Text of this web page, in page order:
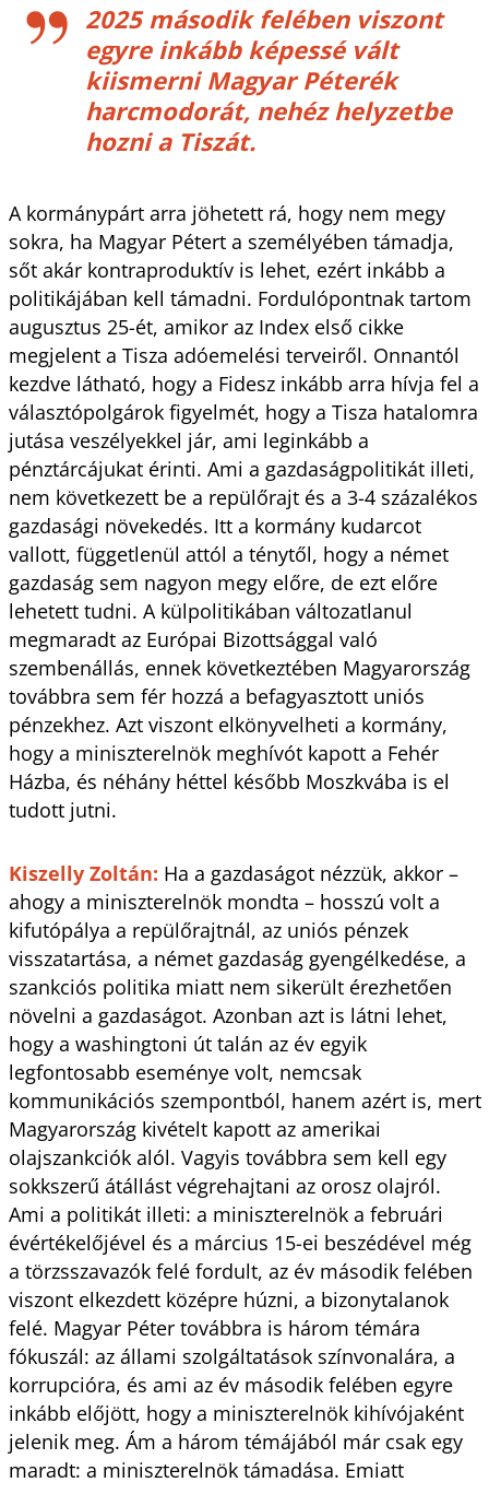
2025 második felében viszont
egyre inkább képessé vált
kiismerni Magyar Péterék
harcmodorát, nehéz helyzetbe
hozni a Tiszát.
A kormánypárt arra jöhetett rá, hogy nem megy
sokra, ha Magyar Pétert a személyében támadja,
sőt akár kontraproduktív is lehet, ezért inkább a
politikájában kell támadni. Fordulópontnak tartom
augusztus 25-ét, amikor az Index első cikke
megjelent a Tisza adóemelési terveiről. Onnantól
kezdve látható, hogy a Fidesz inkább arra hívja fel a
választópolgárok figyelmét, hogy a Tisza hatalomra
jutása veszélyekkel jár, ami leginkább a
pénztárcájukat érinti. Ami a gazdaságpolitikát illeti,
nem következett be a repülőrajt és a 3-4 százalékos
gazdasági növekedés. Itt a kormány kudarcot
vallott, függetlenül attól a ténytől, hogy a német
gazdaság sem nagyon megy előre, de ezt előre
lehetett tudni. A külpolitikában változatlanul
megmaradt az Európai Bizottsággal való
szembenállás, ennek következtében Magyarország
továbbra sem fér hozzá a befagyasztott uniós
pénzekhez. Azt viszont elkönyvelheti a kormány,
hogy a miniszterelnök meghívót kapott a Fehér
Házba, és néhány héttel később Moszkvába is el
tudott jutni.
Kiszelly Zoltán: Ha a gazdaságot nézzük, akkor –
ahogy a miniszterelnök mondta – hosszú volt a
kifutópálya a repülő­rajtnál, az uniós pénzek
visszatartása, a német gazdaság gyengélkedése, a
szankciós politika miatt nem sikerült érezhetően
növelni a gazdaságot. Azonban azt is látni lehet,
hogy a washingtoni út talán az év egyik
legfontosabb eseménye volt, nemcsak
kommunikációs szempontból, hanem azért is, mert
Magyarország kivételt kapott az amerikai
olajszankciók alól. Vagyis továbbra sem kell egy
sokkszerű átállást végrehajtani az orosz olajról.
Ami a politikát illeti: a miniszterelnök a februári
évértékelőjével és a március 15-ei beszédével még
a törzsszavazók felé fordult, az év második felében
viszont elkezdett középre húzni, a bizonytalanok
felé. Magyar Péter továbbra is három témára
fókuszál: az állami szolgáltatások színvonalára, a
korrupcióra, és ami az év második felében egyre
inkább előjött, hogy a miniszter­elnök kihívójaként
jelenik meg. Ám a három témájából már csak egy
maradt: a miniszterelnök támadása. Emiatt